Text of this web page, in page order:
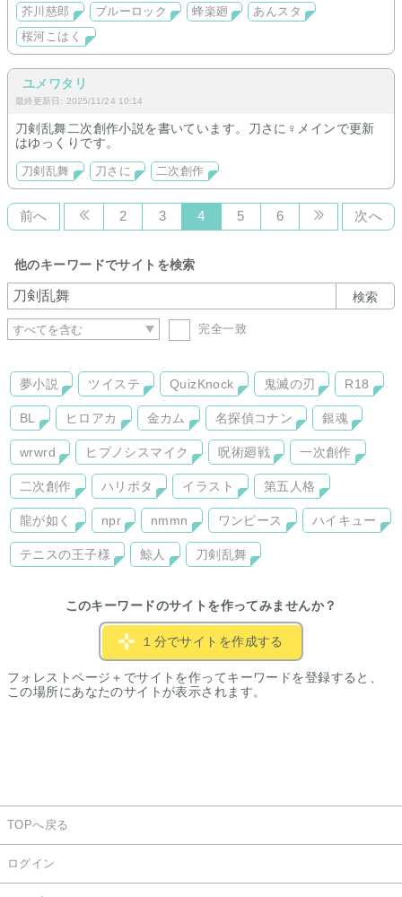
芥川慈郎
ブルーロック 蜂楽廻
あんスタ
桜河こはく
ユメワタリ
最終更新日: 2025/11/24 10:14
刀剣乱舞二次創作小説を書いています。刀さに♀メインで更新
はゆっくりです。
刀剣乱舞 刀さに 二次創作
前へ 2 3 4 5 6 次へ
他のキーワードでサイトを検索
検索
完全一致
夢小説 ツイステ QuizKnock 鬼滅の刃 R18
BL ヒロアカ 金カム 名探偵コナン 銀魂
wrwrd ヒプノシスマイク 呪術廻戦 一次創作
二次創作 ハリポタ イラスト 第五人格
龍が如く npr nmmn ワンピース ハイキュー
テニスの王子様 鯨人 刀剣乱舞
このキーワードのサイトを作ってみませんか？
１分でサイトを作成する
フォレストページ＋でサイトを作ってキーワードを登録すると、
この場所にあなたのサイトが表示されます。
TOPへ戻る
ログイン